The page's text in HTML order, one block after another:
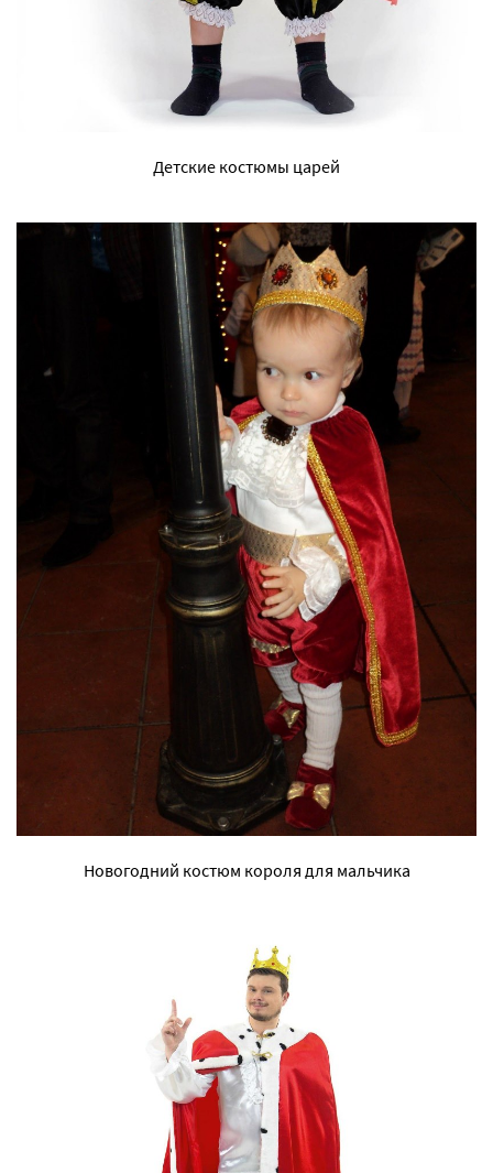
Детские костюмы царей
Новогодний костюм короля для мальчика